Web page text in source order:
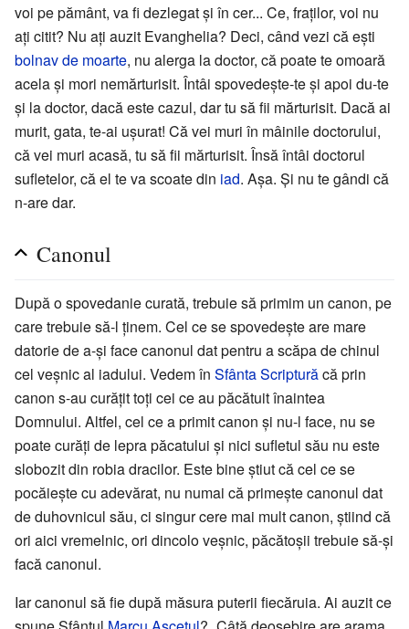
voi pe pământ, va fi dezlegat și în cer... Ce, fraților, voi nu
ați citit? Nu ați auzit Evanghelia? Deci, când vezi că ești
bolnav de moarte, nu alerga la doctor, că poate te omoară
acela și mori nemărturisit. Întâi spovedește-te și apoi du-te
și la doctor, dacă este cazul, dar tu să fii mărturisit. Dacă ai
murit, gata, te-ai ușurat! Că vei muri în mâinile doctorului,
că vei muri acasă, tu să fii mărturisit. Însă întâi doctorul
sufletelor, că el te va scoate din iad. Așa. Și nu te gândi că
n-are dar.
Canonul
După o spovedanie curată, trebuie să primim un canon, pe
care trebuie să-l ținem. Cel ce se spovedește are mare
datorie de a-și face canonul dat pentru a scăpa de chinul
cel veșnic al iadului. Vedem în Sfânta Scripturăcă prin
canon s-au curățit toți cei ce au păcătuit înaintea
Domnului. Altfel, cel ce a primit canon și nu-l face, nu se
poate curăți de lepra păcatului și nici sufletul său nu este
slobozit din robia dracilor. Este bine știut că cel ce se
pocăiește cu adevărat, nu numai că primește canonul dat
de duhovnicul său, ci singur cere mai mult canon, știind că
ori aici vremelnic, ori dincolo veșnic, păcătoșii trebuie să-și
facă canonul.
Iar canonul să fie după măsura puterii fiecăruia. Ai auzit ce